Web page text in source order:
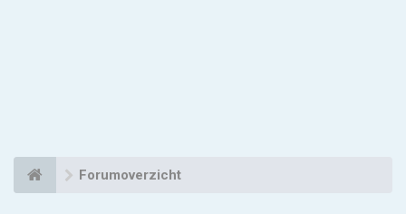
Forumoverzicht